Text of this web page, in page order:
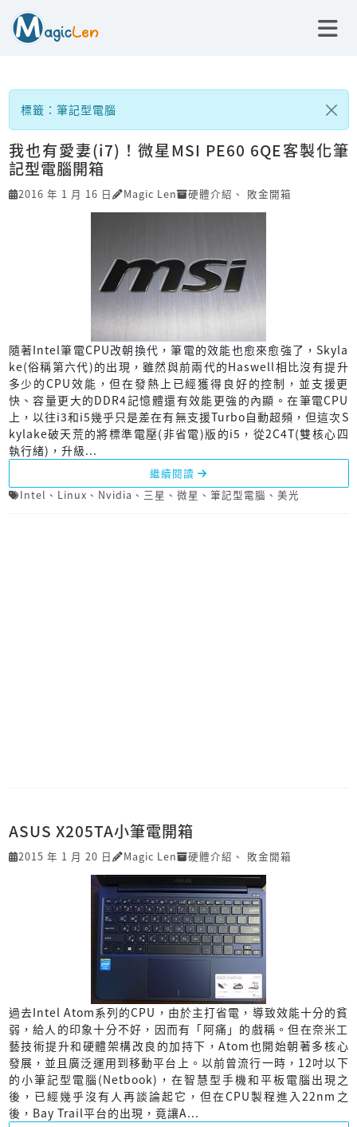
標籤：筆記型電腦
我也有愛妻(i7)！微星MSI PE60 6QE客製化筆
記型電腦開箱
2016 年 1 月 16 日 Magic Len 硬體介紹 、 敗金開箱
隨著Intel筆電CPU改朝換代，筆電的效能也愈來愈強了，Skyla
ke(俗稱第六代)的出現，雖然與前兩代的Haswell相比沒有提升
多少的CPU效能，但在發熱上已經獲得良好的控制，並支援更
快、容量更大的DDR4記憶體還有效能更強的內顯。在筆電CPU
上，以往i3和i5幾乎只是差在有無支援Turbo自動超頻，但這次S
kylake破天荒的將標準電壓(非省電)版的i5，從2C4T(雙核心四
執行緒)，升級...
繼續閱讀
Intel 、 Linux 、 Nvidia 、 三星 、 微星 、 筆記型電腦 、 美光
ASUS X205TA小筆電開箱
2015 年 1 月 20 日 Magic Len 硬體介紹 、 敗金開箱
過去Intel Atom系列的CPU，由於主打省電，導致效能十分的貧
弱，給人的印象十分不好，因而有「阿痛」的戲稱。但在奈米工
藝技術提升和硬體架構改良的加持下，Atom也開始朝著多核心
發展，並且廣泛運用到移動平台上。以前曾流行一時，12吋以下
的小筆記型電腦(Netbook)，在智慧型手機和平板電腦出現之
後，已經幾乎沒有人再談論起它，但在CPU製程進入22nm之
後，Bay Trail平台的出現，竟讓A...